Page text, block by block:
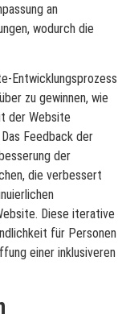
an
wodurch die
Entwicklungsprozess
zu gewinnen, wie
der Website
Feedback der
der
die verbessert
Diese iterative
für Personen
einer inklusiveren